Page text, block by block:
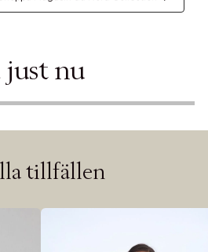
just nu
tillfällen